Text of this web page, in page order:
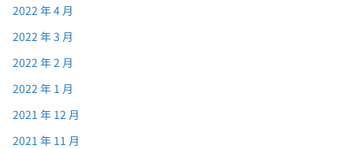
2022 年 4 月
2022 年 3 月
2022 年 2 月
2022 年 1 月
2021 年 12 月
2021 年 11 月